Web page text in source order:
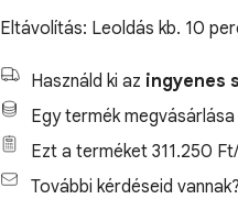
Eltávolítás: Leoldás kb. 10
Használd ki az ingyenes
Egy termék megvásárlása
Ezt a terméket 311.250
További kérdéseid